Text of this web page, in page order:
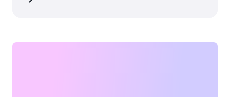
デンバー、コロラド州